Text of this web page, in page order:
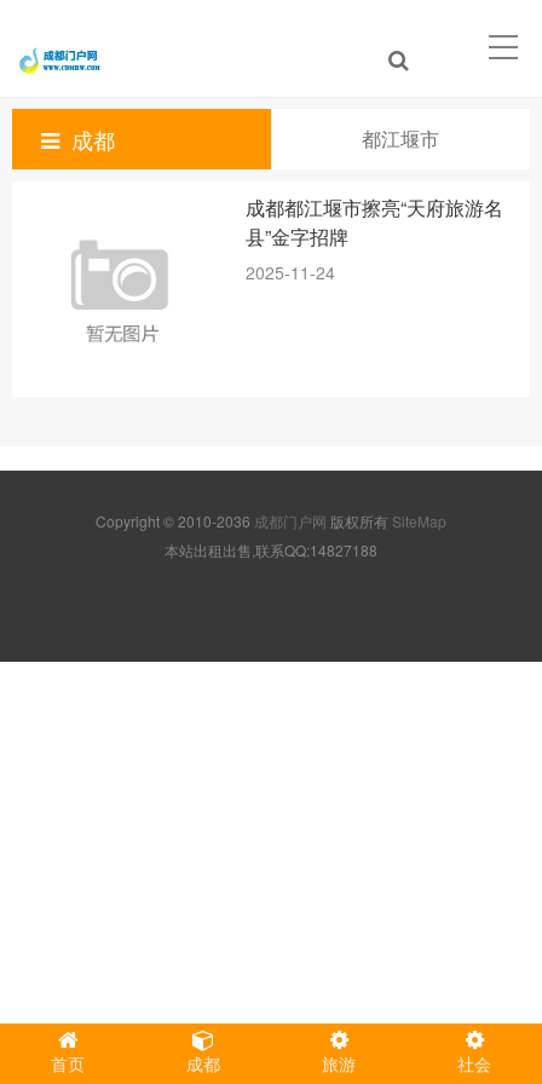
成都 都江堰市
成都都江堰市擦亮“天府旅游名
县”金字招牌
2025-11-24
Copyright © 2010-2036 成都门户网 版权所有 SiteMap
本站出租出售,联系QQ:14827188
首页 成都 旅游 社会